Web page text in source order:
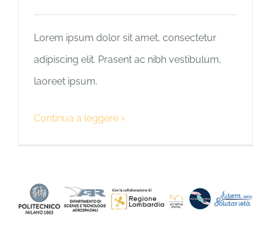
Lorem ipsum dolor sit amet, consectetur
adipiscing elit. Prasent ac nibh vestibulum,
laoreet ipsum.
Continua a leggere